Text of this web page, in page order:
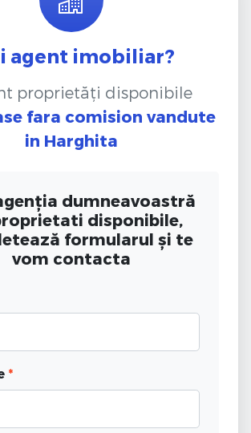
agent imobiliar?
proprietăți disponibile
fara comision vandute
in Harghita
dumneavoastră
disponibile,
formularul și te
vom contacta
*